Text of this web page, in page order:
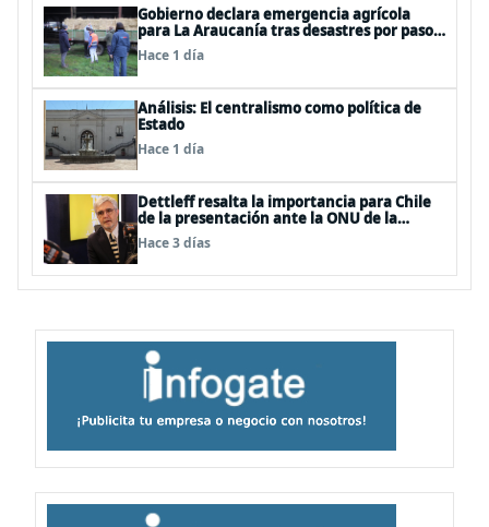
Gobierno declara emergencia agrícola
para La Araucanía tras desastres por pasos
de sistemas frontales
Hace 1 día
Análisis: El centralismo como política de
Estado
Hace 1 día
Dettleff resalta la importancia para Chile
de la presentación ante la ONU de la
Plataforma Continental Extendida del
Archipiélago Juan Fernández
Hace 3 días